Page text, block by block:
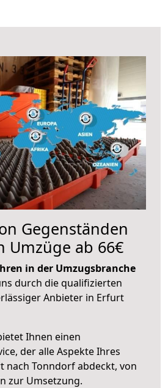
Gegenständen
Umzüge ab 66€
in der Umzugsbranche
durch die qualifizierten
Anbieter in Erfurt
Ihnen einen
der alle Aspekte Ihres
nach Tonndorf abdeckt, von
zur Umsetzung.